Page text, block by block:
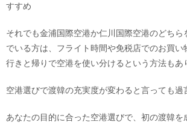
すすめ
それでも金浦国際空港か仁川国際空港のどちら
でいる方は、フライト時間や免税店でのお買い
行きと帰りで空港を使い分けるという方法もあ
空港選びで渡韓の充実度が変わると言っても過
あなたの目的に合った空港選びで、初の渡韓